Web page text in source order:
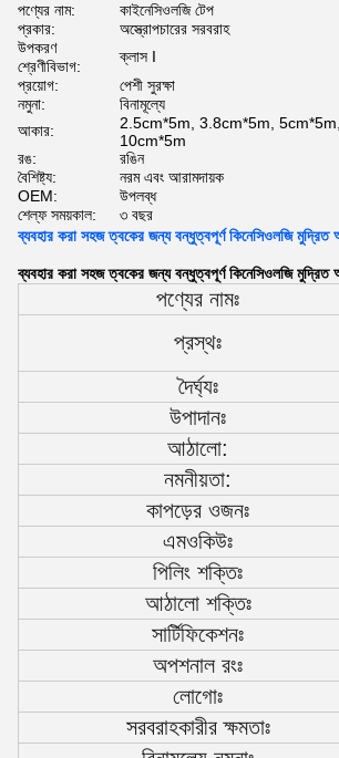
পণ্যের নাম:
কাইনেসিওলজি টেপ
প্রকার:
অস্ত্রোপচারের সরবরাহ
উপকরণ
শ্রেণীবিভাগ:
ক্লাস I
প্রয়োগ:
পেশী সুরক্ষা
নমুনা:
বিনামূল্যে
আকার:
2.5cm*5m, 3.8cm*5m,
10cm*5m
রঙ:
রঙিন
বৈশিষ্ট্য:
নরম এবং আরামদায়ক
OEM:
উপলব্ধ
শেল্ফ সময়কাল:
৩ বছর
ব্যবহার করা সহজ ত্বকের জন্য বন্ধুত্বপূর্ণ কিনেসিওলজি মুদ্রিত
ব্যবহার করা সহজ ত্বকের জন্য বন্ধুত্বপূর্ণ কিনেসিওলজি মুদ্রিত
পণ্যের নামঃ
প্রস্থঃ
দৈর্ঘ্যঃ
উপাদানঃ
আঠালো:
নমনীয়তা:
কাপড়ের ওজনঃ
এমওকিউঃ
পিলিং শক্তিঃ
আঠালো শক্তিঃ
সার্টিফিকেশনঃ
অপশনাল রংঃ
লোগোঃ
সরবরাহকারীর ক্ষমতাঃ